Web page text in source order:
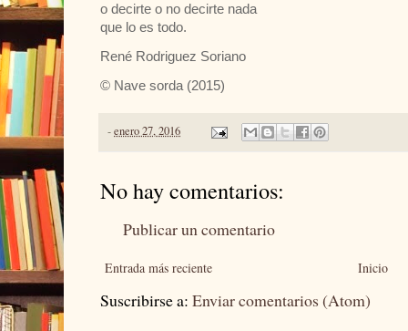
o decirte o no decirte nada
que lo es todo.
René Rodriguez Soriano
© Nave sorda (2015)
-enero 27, 2016
No hay comentarios:
Publicar un comentario
Entrada más reciente Inicio
Suscribirse a: Enviar comentarios (Atom)